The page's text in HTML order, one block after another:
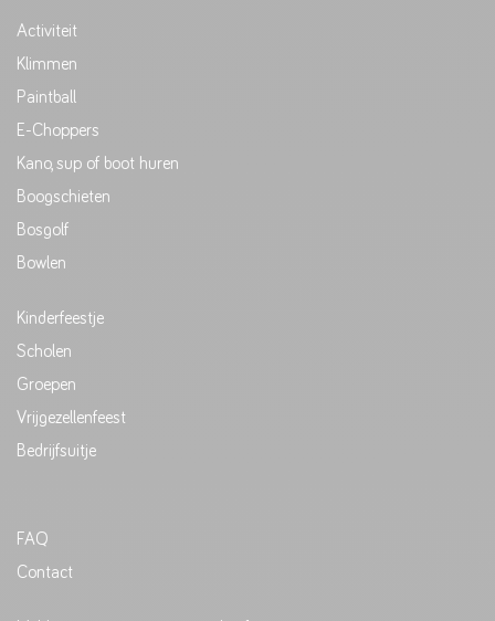
Activiteit
Klimmen
Paintball
E-Choppers
Kano, sup of boot huren
Boogschieten
Bosgolf
Bowlen
Kinderfeestje
Scholen
Groepen
Vrijgezellenfeest
Bedrijfsuitje
FAQ
Contact